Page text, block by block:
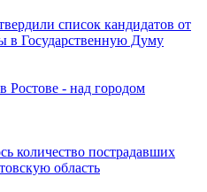
список кандидатов от
в Государственную Думу
- над городом
количество пострадавших
область